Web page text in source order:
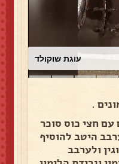
עוגת שוקולד
.
חצי כוס סוכר
היטב להוסיף
ולערבב